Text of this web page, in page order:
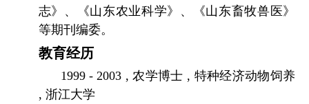
志》、《山东农业科学》、《山东畜牧兽医》
等期刊编委。
教育经历
1999 - 2003 ,农学博士 , 特种经济动物饲养
, 浙江大学